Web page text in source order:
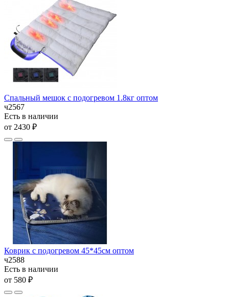
Спальный мешок с подогревом 1.8кг оптом
ч2567
Есть в наличии
от 2430 ₽
Коврик с подогревом 45*45см оптом
ч2588
Есть в наличии
от 580 ₽